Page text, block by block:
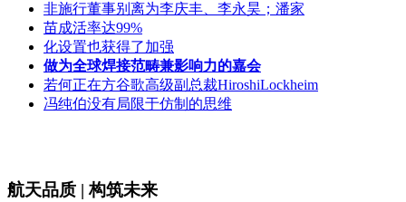
非施行董事别离为李庆丰、李永昊；潘家
苗成活率达99%
化设置也获得了加强
做为全球焊接范畴兼影响力的嘉会
若何正在方谷歌高级副总裁HiroshiLockheim
冯纯伯没有局限于仿制的思维
航天品质 | 构筑未来